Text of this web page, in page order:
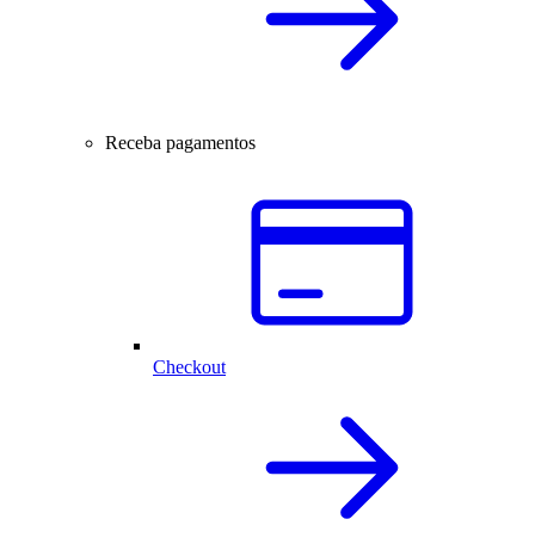
Receba pagamentos
Checkout